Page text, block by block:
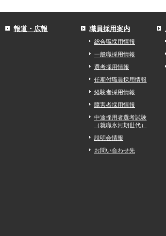
報道・広報 職員採用案内
総合職採用情報
一般職採用情報
選考採用情報
任期付職員採用情報
経験者採用情報
障害者採用情報
中途採用者選考試験
（就職氷河期世代）
説明会情報
お問い合わせ先